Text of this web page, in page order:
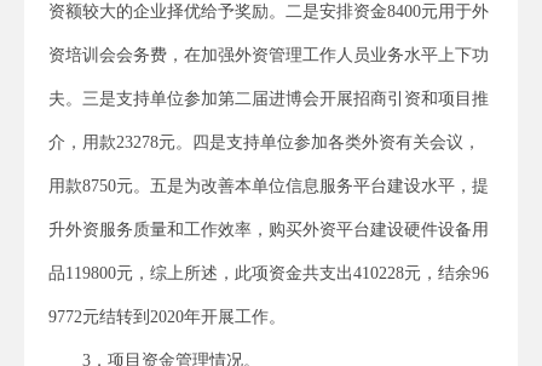
资额较大的企业择优给予奖励。二是安排资金8400元用于外
资培训会会务费，在加强外资管理工作人员业务水平上下功
夫。三是支持单位参加第二届进博会开展招商引资和项目推
介，用款23278元。四是支持单位参加各类外资有关会议，
用款8750元。五是为改善本单位信息服务平台建设水平，提
升外资服务质量和工作效率，购买外资平台建设硬件设备用
品119800元，综上所述，此项资金共支出410228元，结余96
9772元结转到2020年开展工作。
3．项目资金管理情况。